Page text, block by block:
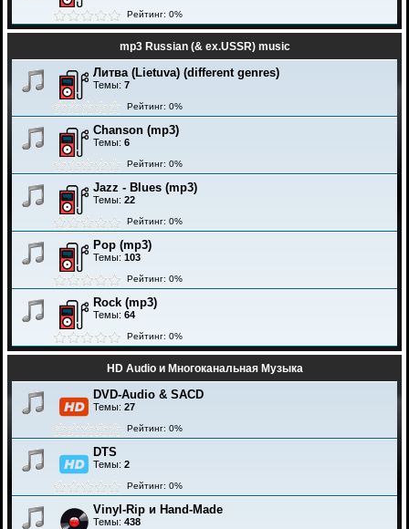
Рейтинг: 0%
mp3 Russian (& ex.USSR) music
Литва (Lietuva) (different genres)
Темы: 7
Рейтинг: 0%
Chanson (mp3)
Темы: 6
Рейтинг: 0%
Jazz - Blues (mp3)
Темы: 22
Рейтинг: 0%
Pop (mp3)
Темы: 103
Рейтинг: 0%
Rock (mp3)
Темы: 64
Рейтинг: 0%
HD Audio и Многоканальная Музыка
DVD-Audio & SACD
Темы: 27
Рейтинг: 0%
DTS
Темы: 2
Рейтинг: 0%
Vinyl-Rip и Hand-Made
Темы: 438